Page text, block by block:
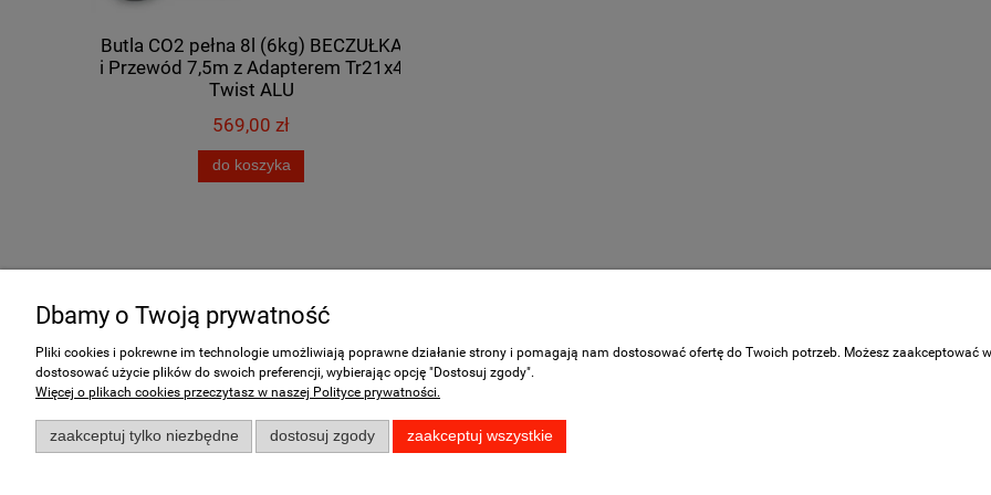
Butla CO2 pełna 8l (6kg) BECZUŁKA
i Przewód 7,5m z Adapterem Tr21x4
Twist ALU
569,00 zł
do koszyka
Zwroty i reklamacje
Twoje zamówienia
Przechowalnia
Dbamy o Twoją prywatność
Pliki cookies i pokrewne im technologie umożliwiają poprawne działanie strony i pomagają nam dostosować ofertę do Twoich potrzeb. Możesz zaakceptować
dostosować użycie plików do swoich preferencji, wybierając opcję "Dostosuj zgody".
Więcej o plikach cookies przeczytasz w naszej Polityce prywatności.
zaakceptuj tylko niezbędne dostosuj zgody zaakceptuj wszystkie